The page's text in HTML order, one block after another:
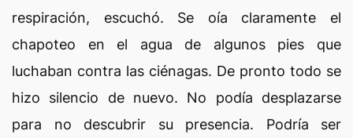
respiración, escuchó. Se oía claramente el
chapoteo en el agua de algunos pies que
luchaban contra las ciénagas. De pronto todo se
hizo silencio de nuevo. No podía desplazarse
para no descubrir su presencia. Podría ser